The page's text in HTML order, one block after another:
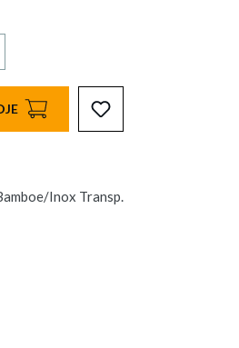
Inox Transp.